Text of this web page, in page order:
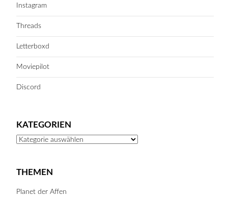
Instagram
Threads
Letterboxd
Moviepilot
Discord
KATEGORIEN
Kategorien
THEMEN
Planet der Affen